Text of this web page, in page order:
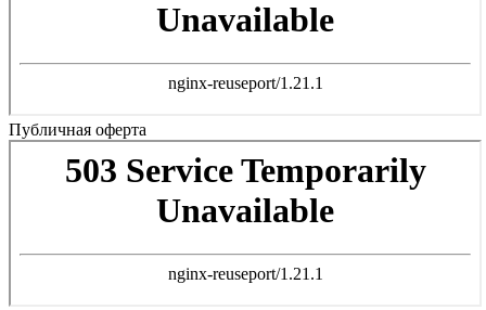
Публичная оферта